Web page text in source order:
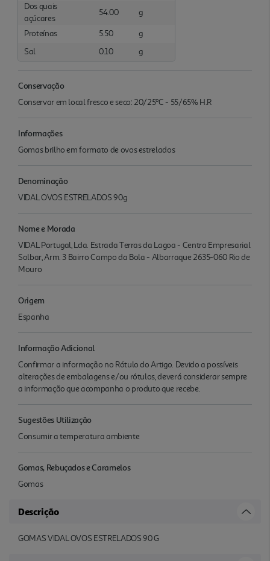
Dos quais
açúcares
54.00 g
Proteínas 5.50
g
Sal
0.10 g
Conservação
Conservar em local fresco e seco: 20/25ºC - 55/65% H.R
Informações
Gomas brilho em formato de ovos estrelados
Denominação
VIDAL OVOS ESTRELADOS 90g
Nome e Morada
VIDAL Portugal, Lda. Estrada Terras da Lagoa - Centro Empresarial
Solbar, Arm. 3 Bairro Campo da Bola - Albarraque 2635-060 Rio de
Mouro
Origem
Espanha
Informação Adicional
Confirmar a informação no Rótulo do Artigo. Devido a possíveis
alterações de embalagens e/ou rótulos, deverá considerar sempre
a informação que acompanha o produto que recebe.
Sugestões Utilização
Consumir a temperatura ambiente
Gomas, Rebuçados e Caramelos
Gomas
Descrição
GOMAS VIDAL OVOS ESTRELADOS 90 G